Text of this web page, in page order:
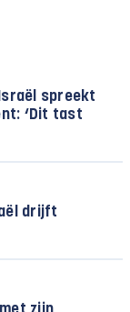
spreekt
‘Dit tast
drijft